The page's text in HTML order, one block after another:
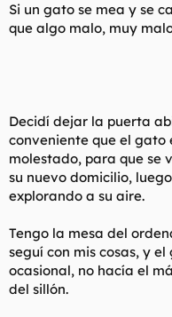
Si un gato se mea y se
que algo malo, muy
Decidí dejar la puerta
conveniente que el gato
molestado, para que se
su nuevo domicilio,
explorando a su aire.
Tengo la mesa del
seguí con mis cosas, y
ocasional, no hacía el
del sillón.